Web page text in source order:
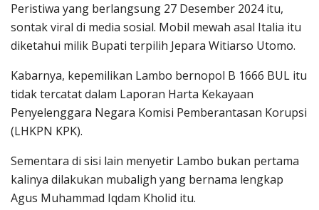
Peristiwa yang berlangsung 27 Desember 2024 itu,
sontak viral di media sosial. Mobil mewah asal Italia itu
diketahui milik Bupati terpilih Jepara Witiarso Utomo.
Kabarnya, kepemilikan Lambo bernopol B 1666 BUL itu
tidak tercatat dalam Laporan Harta Kekayaan
Penyelenggara Negara Komisi Pemberantasan Korupsi
(LHKPN KPK).
Sementara di sisi lain menyetir Lambo bukan pertama
kalinya dilakukan mubaligh yang bernama lengkap
Agus Muhammad Iqdam Kholid itu.